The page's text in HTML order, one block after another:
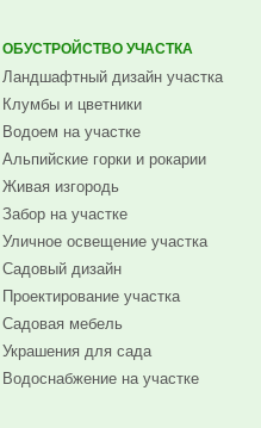
ОБУСТРОЙСТВО УЧАСТКА
Ландшафтный дизайн участка
Клумбы и цветники
Водоем на участке
Альпийские горки и рокарии
Живая изгородь
Забор на участке
Уличное освещение участка
Садовый дизайн
Проектирование участка
Садовая мебель
Украшения для сада
Водоснабжение на участке